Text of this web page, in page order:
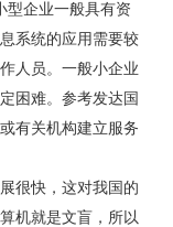
企业一般具有资
系统的应用需要较
人员。一般小企业
困难。参考发达国
有关机构建立服务
很快，这对我国的
机就是文盲，所以